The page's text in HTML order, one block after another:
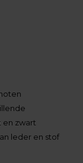
en zwart
leder en stof